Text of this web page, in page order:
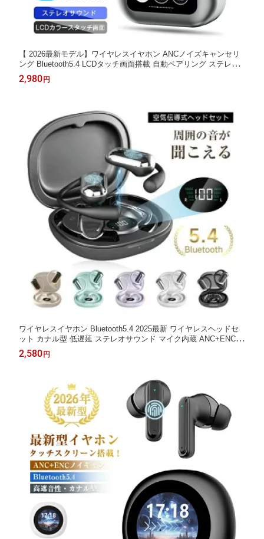
【 2026最新モデル】ワイヤレスイヤホン ANCノイズキャンセリ
ング Bluetooth5.4 LCDタッチ画面搭載 自動ペアリング ステレオ
高音質 低遅延 ゲーム/音楽対応 クリア通話 長時間再生 Type-C充
電 軽量設計
2,980円
ワイヤレスイヤホン Bluetooth5.4 2025最新 ワイヤレスヘッドセ
ット カナル型 低遅延 ステレオサウンド マイク内蔵 ANC+ENCノ
イズキャンセリング クリア通話 外音取り込み左右分離型 超軽量
長時間再生 防水仕様 残量表示
2,580円